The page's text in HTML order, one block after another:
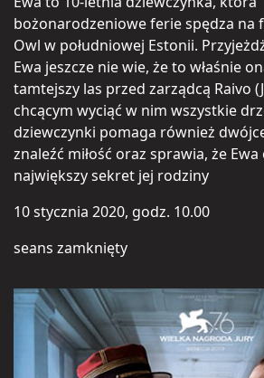
bożonarodzeniowe ferie spędza na
Owl w południowej Estonii.
Ewa jeszcze nie wie, że to właśnie
tamtejszy las przed zarządcą Raivo
chcącym wyciąć w nim wszystkie
dziewczynki pomaga również
znaleźć miłość oraz sprawia, że
największy sekret jej rodziny
10 stycznia 2020, godz. 10.00
seans zamknięty